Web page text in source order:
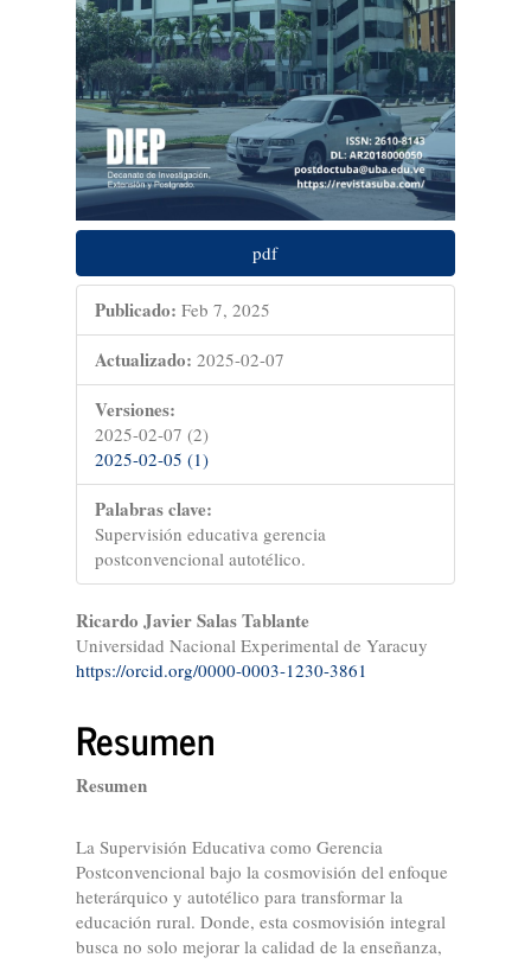
pdf
Publicado: Feb 7, 2025
Actualizado: 2025-02-07
Versiones:
2025-02-07 (2)
2025-02-05 (1)
Palabras clave:
Supervisión educativa gerencia
postconvencional autotélico.
Contenido
principal
del
artículo
Ricardo Javier Salas Tablante
Universidad Nacional Experimental de Yaracuy
https://orcid.org/0000-0003-1230-3861
Resumen
Resumen
La Supervisión Educativa como Gerencia
Postconvencional bajo la cosmovisión del enfoque
heterárquico y autotélico para transformar la
educación rural. Donde, esta cosmovisión integral
busca no solo mejorar la calidad de la enseñanza,